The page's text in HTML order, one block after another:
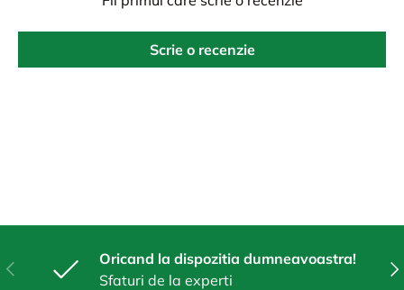
Scrie o recenzie
Anterior
Oricand la dispozitia dumneavoastra!
Sfaturi de la experti